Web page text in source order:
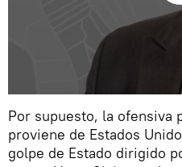
Por supuesto, la ofensiva
proviene de Estados
golpe de Estado dirigido